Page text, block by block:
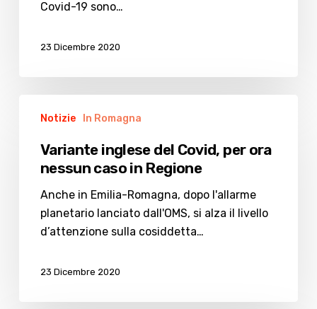
Romagna
Covid-19 sono…
23 Dicembre 2020
inglese
Covid,
nessun
caso
Regione
Notizie In Romagna
Variante inglese del Covid, per ora
nessun caso in Regione
Anche in Emilia-Romagna, dopo l'allarme
planetario lanciato dall'OMS, si alza il livello
d’attenzione sulla cosiddetta…
23 Dicembre 2020